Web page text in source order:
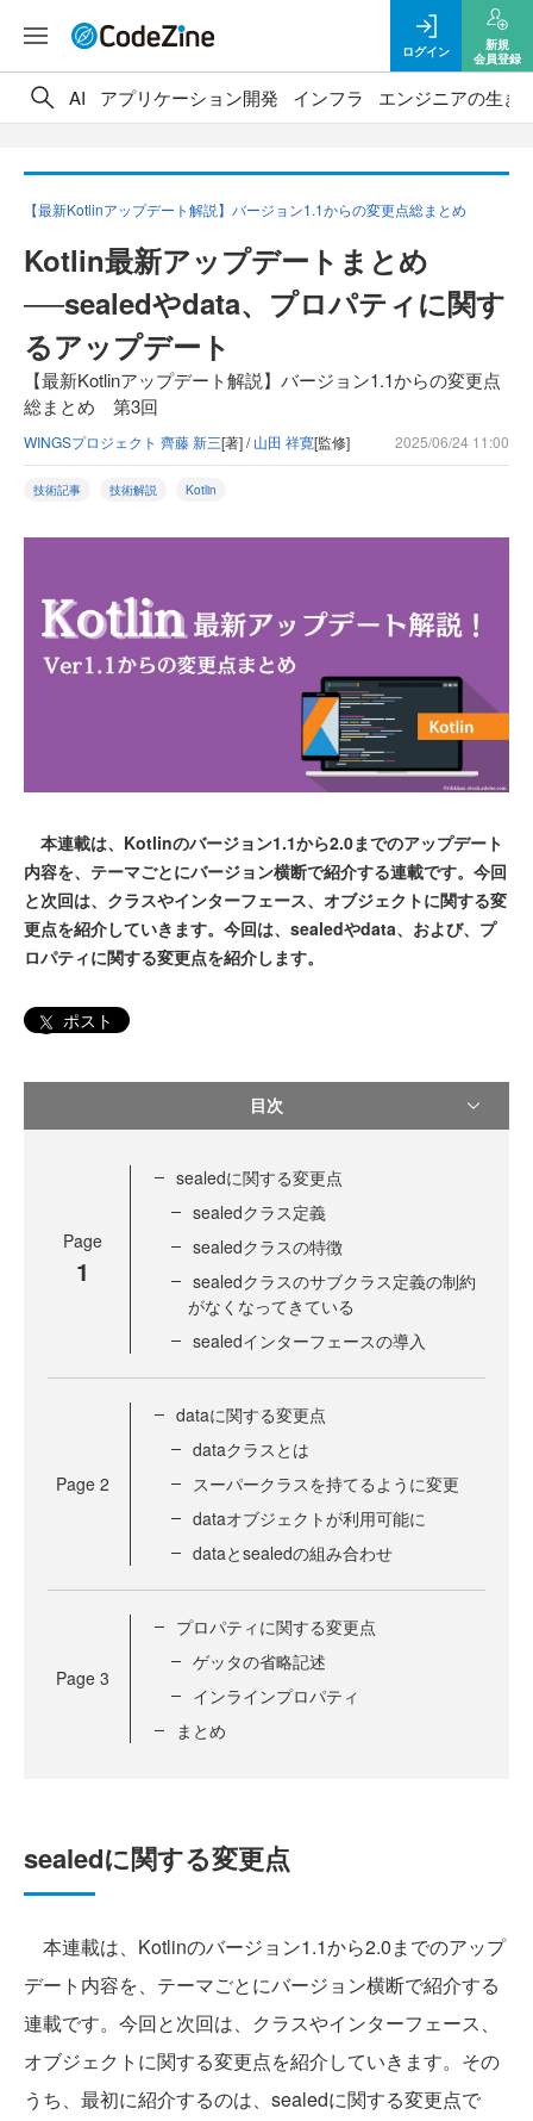
ログイン
新規
会員登録
AI アプリケーション開発 インフラ エンジニアの生き
【最新Kotlinアップデート解説】バージョン1.1からの変更点総まとめ
Kotlin最新アップデートまとめ
──sealedやdata、プロパティに関す
るアップデート
【最新Kotlinアップデート解説】バージョン1.1からの変更点
総まとめ 第3回
WINGSプロジェクト 齊藤 新三[著] /山田 祥寛[監修] 2025/06/24 11:00
技術記事 技術解説 Kotlin
本連載は、Kotlinのバージョン1.1から2.0までのアップデート
内容を、テーマごとにバージョン横断で紹介する連載です。今回
と次回は、クラスやインターフェース、オブジェクトに関する変
更点を紹介していきます。今回は、sealedやdata、および、プ
ロパティに関する変更点を紹介します。
ポスト
目次
Page
1
sealedに関する変更点
sealedクラス定義
sealedクラスの特徴
sealedクラスのサブクラス定義の制約
がなくなってきている
sealedインターフェースの導入
Page 2
dataに関する変更点
dataクラスとは
スーパークラスを持てるように変更
dataオブジェクトが利用可能に
dataとsealedの組み合わせ
Page 3
プロパティに関する変更点
ゲッタの省略記述
インラインプロパティ
まとめ
sealedに関する変更点
本連載は、Kotlinのバージョン1.1から2.0までのアップ
デート内容を、テーマごとにバージョン横断で紹介する
連載です。今回と次回は、クラスやインターフェース、
オブジェクトに関する変更点を紹介していきます。その
うち、最初に紹介するのは、sealedに関する変更点で